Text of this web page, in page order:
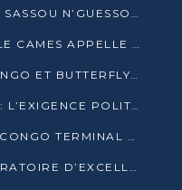
PRÉSIDENTIELLE 2026 : DENIS SASSOU N’GUESSO ANNONCE OFFICIELLEMENT SA CANDIDATURE
ENSEIGNEMENT SUPÉRIEUR : LE CAMES APPELLE À UNE UNIVERSITÉ AFRICAINE AXÉE SUR L’EMPLOYABILITÉ
BRAZZAVILLE : WIKIPÉDIA CONGO ET BUTTERFLY SCELLENT UN PARTENARIAT POUR STRUCTURER LE BÉNÉVOLAT NUMÉRIQUE
GOUVERNER PAR LA PREUVE : L’EXIGENCE POLITIQUE DU XXIᵉ SIÈCLE
EMPLOYABILITÉ DES JEUNES :CONGO TERMINAL S’ALLIE À L’ESCIC POUR RAPPROCHER L’ÉCOLE DU TERRAIN
MOUYONDZI, NOUVEAU LABORATOIRE D’EXCELLENCE PÉDAGOGIQUE AVEC L’ENFICE